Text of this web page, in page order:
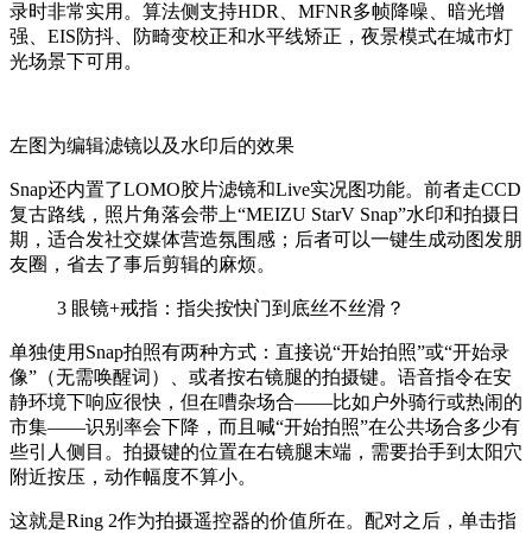
录时非常实用。算法侧支持HDR、MFNR多帧降噪、暗光增
强、EIS防抖、防畸变校正和水平线矫正，夜景模式在城市灯
光场景下可用。
左图为编辑滤镜以及水印后的效果
Snap还内置了LOMO胶片滤镜和Live实况图功能。前者走CCD
复古路线，照片角落会带上“MEIZU StarV Snap”水印和拍摄日
期，适合发社交媒体营造氛围感；后者可以一键生成动图发朋
友圈，省去了事后剪辑的麻烦。
3 眼镜+戒指：指尖按快门到底丝不丝滑？
单独使用Snap拍照有两种方式：直接说“开始拍照”或“开始录
像”（无需唤醒词）、或者按右镜腿的拍摄键。语音指令在安
静环境下响应很快，但在嘈杂场合——比如户外骑行或热闹的
市集——识别率会下降，而且喊“开始拍照”在公共场合多少有
些引人侧目。拍摄键的位置在右镜腿末端，需要抬手到太阳穴
附近按压，动作幅度不算小。
这就是Ring 2作为拍摄遥控器的价值所在。配对之后，单击指